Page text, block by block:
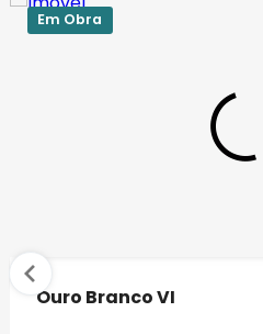
Em Obra
Ouro Branco VI